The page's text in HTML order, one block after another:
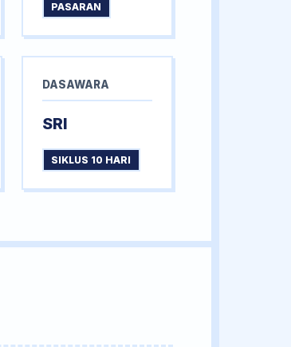
PASARAN
DASAWARA
SRI
SIKLUS 10 HARI